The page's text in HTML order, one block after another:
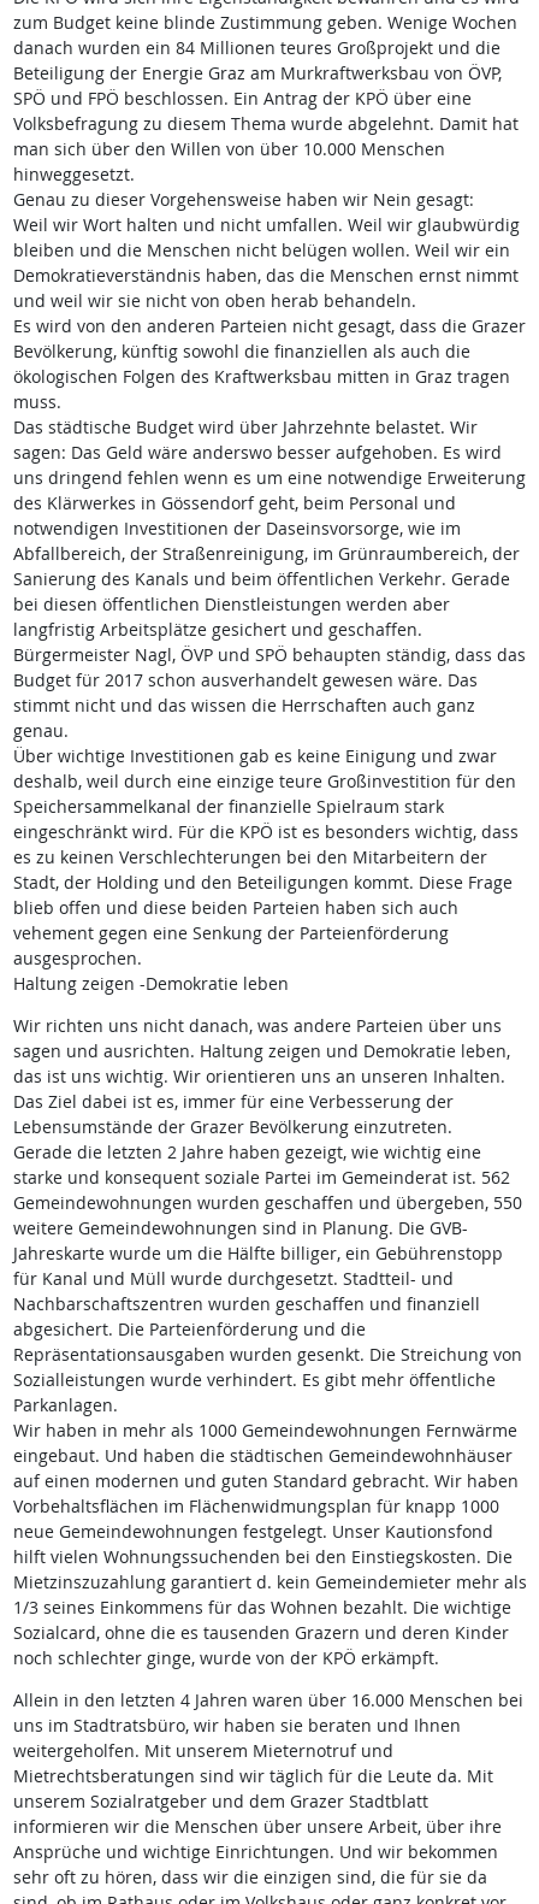
zum Budget keine blinde Zustimmung geben. Wenige Wochen
danach wurden ein 84 Millionen teures Großprojekt und die
Beteiligung der Energie Graz am Murkraftwerksbau von ÖVP,
SPÖ und FPÖ beschlossen. Ein Antrag der KPÖ über eine
Volksbefragung zu diesem Thema wurde abgelehnt. Damit hat
man sich über den Willen von über 10.000 Menschen
hinweggesetzt.
Genau zu dieser Vorgehensweise haben wir Nein gesagt:
Weil wir Wort halten und nicht umfallen. Weil wir glaubwürdig
bleiben und die Menschen nicht belügen wollen. Weil wir ein
Demokratieverständnis haben, das die Menschen ernst nimmt
und weil wir sie nicht von oben herab behandeln.
Es wird von den anderen Parteien nicht gesagt, dass die Grazer
Bevölkerung, künftig sowohl die finanziellen als auch die
ökologischen Folgen des Kraftwerksbau mitten in Graz tragen
muss.
Das städtische Budget wird über Jahrzehnte belastet. Wir
sagen: Das Geld wäre anderswo besser aufgehoben. Es wird
uns dringend fehlen wenn es um eine notwendige Erweiterung
des Klärwerkes in Gössendorf geht, beim Personal und
notwendigen Investitionen der Daseinsvorsorge, wie im
Abfallbereich, der Straßenreinigung, im Grünraumbereich, der
Sanierung des Kanals und beim öffentlichen Verkehr. Gerade
bei diesen öffentlichen Dienstleistungen werden aber
langfristig Arbeitsplätze gesichert und geschaffen.
Bürgermeister Nagl, ÖVP und SPÖ behaupten ständig, dass das
Budget für 2017 schon ausverhandelt gewesen wäre. Das
stimmt nicht und das wissen die Herrschaften auch ganz
genau.
Über wichtige Investitionen gab es keine Einigung und zwar
deshalb, weil durch eine einzige teure Großinvestition für den
Speichersammelkanal der finanzielle Spielraum stark
eingeschränkt wird. Für die KPÖ ist es besonders wichtig, dass
es zu keinen Verschlechterungen bei den Mitarbeitern der
Stadt, der Holding und den Beteiligungen kommt. Diese Frage
blieb offen und diese beiden Parteien haben sich auch
vehement gegen eine Senkung der Parteienförderung
ausgesprochen.
Haltung zeigen -Demokratie leben
Wir richten uns nicht danach, was andere Parteien über uns
sagen und ausrichten. Haltung zeigen und Demokratie leben,
das ist uns wichtig. Wir orientieren uns an unseren Inhalten.
Das Ziel dabei ist es, immer für eine Verbesserung der
Lebensumstände der Grazer Bevölkerung einzutreten.
Gerade die letzten 2 Jahre haben gezeigt, wie wichtig eine
starke und konsequent soziale Partei im Gemeinderat ist. 562
Gemeindewohnungen wurden geschaffen und übergeben, 550
weitere Gemeindewohnungen sind in Planung. Die GVB-
Jahreskarte wurde um die Hälfte billiger, ein Gebührenstopp
für Kanal und Müll wurde durchgesetzt. Stadtteil- und
Nachbarschaftszentren wurden geschaffen und finanziell
abgesichert. Die Parteienförderung und die
Repräsentationsausgaben wurden gesenkt. Die Streichung von
Sozialleistungen wurde verhindert. Es gibt mehr öffentliche
Parkanlagen.
Wir haben in mehr als 1000 Gemeindewohnungen Fernwärme
eingebaut. Und haben die städtischen Gemeindewohnhäuser
auf einen modernen und guten Standard gebracht. Wir haben
Vorbehaltsflächen im Flächenwidmungsplan für knapp 1000
neue Gemeindewohnungen festgelegt. Unser Kautionsfond
hilft vielen Wohnungssuchenden bei den Einstiegskosten. Die
Mietzinszuzahlung garantiert d. kein Gemeindemieter mehr als
1/3 seines Einkommens für das Wohnen bezahlt. Die wichtige
Sozialcard, ohne die es tausenden Grazern und deren Kinder
noch schlechter ginge, wurde von der KPÖ erkämpft.
Allein in den letzten 4 Jahren waren über 16.000 Menschen bei
uns im Stadtratsbüro, wir haben sie beraten und Ihnen
weitergeholfen. Mit unserem Mieternotruf und
Mietrechtsberatungen sind wir täglich für die Leute da. Mit
unserem Sozialratgeber und dem Grazer Stadtblatt
informieren wir die Menschen über unsere Arbeit, über ihre
Ansprüche und wichtige Einrichtungen. Und wir bekommen
sehr oft zu hören, dass wir die einzigen sind, die für sie da